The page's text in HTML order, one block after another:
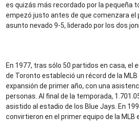
es quizás más recordado por la pequeña
empezó justo antes de que comenzara el
asunto nevado 9-5, liderado por los dos
En 1977, tras sólo 50 partidos en casa, el
de Toronto estableció un récord de la MLB
expansión de primer año, con una
personas. Al final de la temporada,
asistido al estadio de los Blue Jays. En
convirtieron en el primer equipo de la MLB